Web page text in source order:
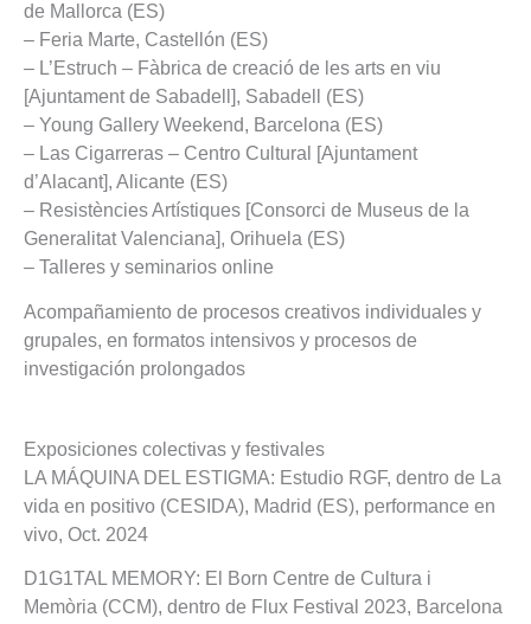
de Mallorca (ES)
– Feria Marte, Castellón (ES)
– L’Estruch – Fàbrica de creació de les arts en viu
[Ajuntament de Sabadell], Sabadell (ES)
– Young Gallery Weekend, Barcelona (ES)
– Las Cigarreras – Centro Cultural [Ajuntament
d’Alacant], Alicante (ES)
– Resistències Artístiques [Consorci de Museus de la
Generalitat Valenciana], Orihuela (ES)
– Talleres y seminarios online
Acompañamiento de procesos creativos individuales y
grupales, en formatos intensivos y procesos de
investigación prolongados
Exposiciones colectivas y festivales
LA MÁQUINA DEL ESTIGMA: Estudio RGF, dentro de La
vida en positivo (CESIDA), Madrid (ES), performance en
vivo, Oct. 2024
D1G1TAL MEMORY: El Born Centre de Cultura i
Memòria (CCM), dentro de Flux Festival 2023, Barcelona